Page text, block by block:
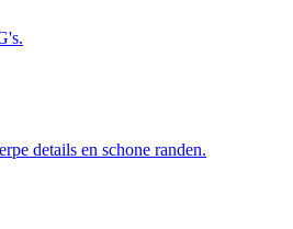
details en schone randen.